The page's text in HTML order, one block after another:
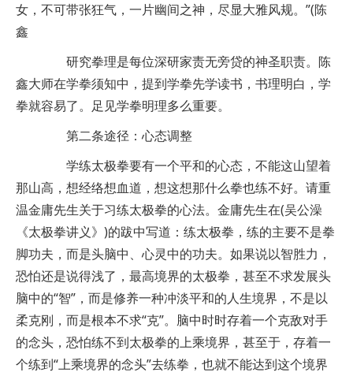
女，不可带张狂气，一片幽间之神，尽显大雅风规。”(陈
鑫
研究拳理是每位深研家责无旁贷的神圣职责。陈
鑫大师在学拳须知中，提到学拳先学读书，书理明白，学
拳就容易了。足见学拳明理多么重要。
第二条途径：心态调整
学练太极拳要有一个平和的心态，不能这山望着
那山高，想经络想血道，想这想那什么拳也练不好。请重
温金庸先生关于习练太极拳的心法。金庸先生在(吴公澡
《太极拳讲义》)的跋中写道：练太极拳，练的主要不是拳
脚功夫，而是头脑中、心灵中的功夫。如果说以智胜力，
恐怕还是说得浅了，最高境界的太极拳，甚至不求发展头
脑中的“智”，而是修养一种冲淡平和的人生境界，不是以
柔克刚，而是根本不求“克”。脑中时时存着一个克敌对手
的念头，恐怕练不到太极拳的上乘境界，甚至于，存着一
个练到“上乘境界的念头”去练拳，也就不能达到这个境界